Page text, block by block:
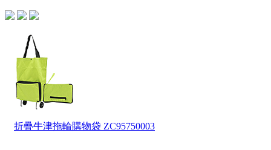
折疊牛津拖輪購物袋 ZC95750003